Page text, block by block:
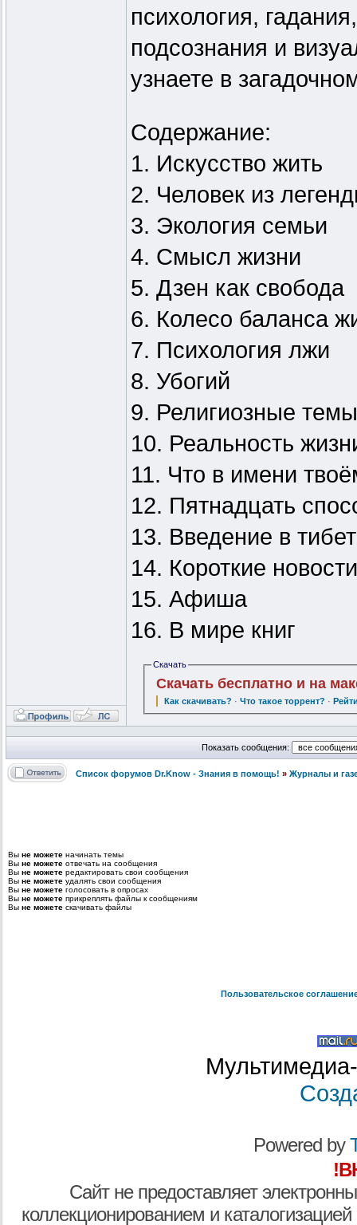
психология,
подсознания и
узнаете в
Содержание:
1. Искусство жить
2. Человек из
3. Экология семьи
4. Смысл жизни
5. Дзен как свобода
6. Колесо баланса
7. Психология лжи
8. Убогий
9. Религиозные
10. Реальность
11. Что в имени
12. Пятнадцать
13. Введение в
14. Короткие новости
15. Афиша
16. В мире книг
Скачать
Скачать бесплатно и на
Как скачивать? ·Что такое торрент? ·
Показать сообщения:
Список форумов Dr.Know - Знания в помощь! » Журналы и
Вы не можете начинать темы
Вы не можете отвечать на сообщения
Вы не можете редактировать свои сообщения
Вы не можете удалять свои сообщения
Вы не можете голосовать в опросах
Вы не можете прикреплять файлы к сообщениям
Вы не можете скачивать файлы
Пользовательское
Powered by
Сайт не предоставляет
коллекционированием и